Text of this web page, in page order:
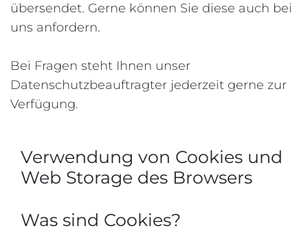
übersendet. Gerne können Sie diese auch bei
uns anfordern.
Bei Fragen steht Ihnen unser
Datenschutzbeauftragter jederzeit gerne zur
Verfügung.
Verwendung von Cookies und
Web Storage des Browsers
Was sind Cookies?